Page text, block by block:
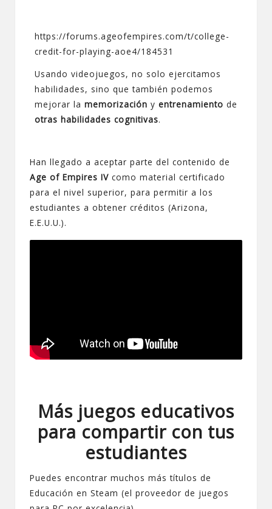
https://forums.ageofempires.com/t/college-
credit-for-playing-aoe4/184531
Usando videojuegos, no solo ejercitamos
habilidades, sino que también podemos
mejorar la memorización y entrenamiento de
otras habilidades cognitivas.
Han llegado a aceptar parte del contenido de
Age of Empires IV como material certificado
para el nivel superior, para permitir a los
estudiantes a obtener créditos (Arizona,
E.E.U.U.).
Más juegos educativos
para compartir con tus
estudiantes
Puedes encontrar muchos más títulos de
Educación en Steam (el proveedor de juegos